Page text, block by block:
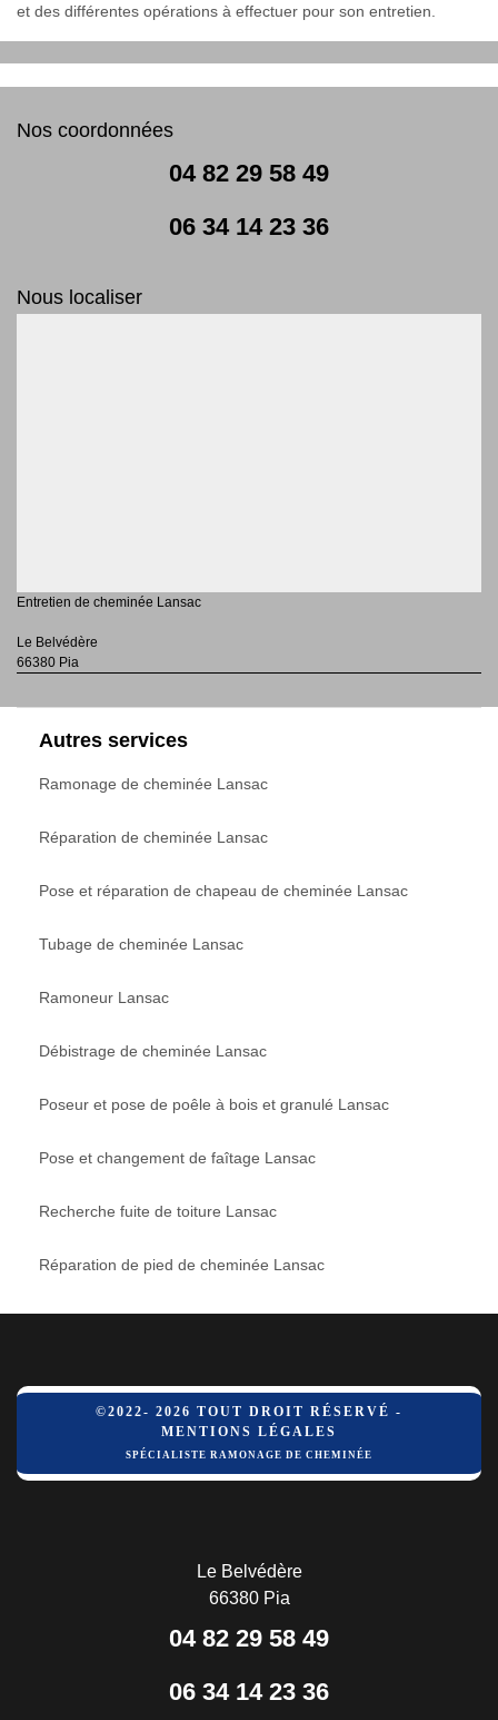
et des différentes opérations à effectuer pour son entretien.
Nos coordonnées
04 82 29 58 49
06 34 14 23 36
Nous localiser
Entretien de cheminée Lansac
Le Belvédère
66380 Pia
Autres services
Ramonage de cheminée Lansac
Réparation de cheminée Lansac
Pose et réparation de chapeau de cheminée Lansac
Tubage de cheminée Lansac
Ramoneur Lansac
Débistrage de cheminée Lansac
Poseur et pose de poêle à bois et granulé Lansac
Pose et changement de faîtage Lansac
Recherche fuite de toiture Lansac
Réparation de pied de cheminée Lansac
©2022- 2026 TOUT DROIT RÉSERVÉ -
MENTIONS LÉGALES
SPÉCIALISTE RAMONAGE DE CHEMINÉE
Le Belvédère
66380 Pia
04 82 29 58 49
06 34 14 23 36